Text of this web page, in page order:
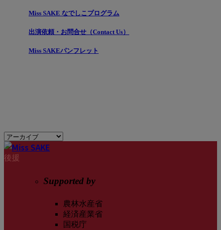
Miss SAKE なでしこプログラム
出演依頼・お問合せ（Contact Us）
Miss SAKEパンフレット
後援
Supported by
農林水産省
経済産業省
国税庁